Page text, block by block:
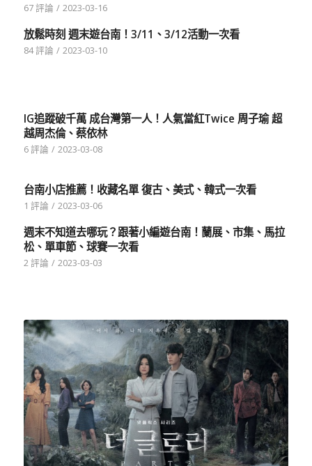
67 評論 / 2023-03-16
放鬆時刻 週末遊台南！3/11、3/12活動一次看
84 評論 / 2023-03-10
IG追蹤破千萬 成台灣第一人！人氣當紅Twice 周子瑜 超
越周杰倫、蔡依林
6 評論 / 2023-03-08
台南小店推薦！收藏名單 復古、美式、韓式一次看
1 評論 / 2023-03-06
週末不知道去哪玩？跟著小編遊台南！蘭展、市集、馬拉
松、單車節、球賽一次看
2 評論 / 2023-03-03